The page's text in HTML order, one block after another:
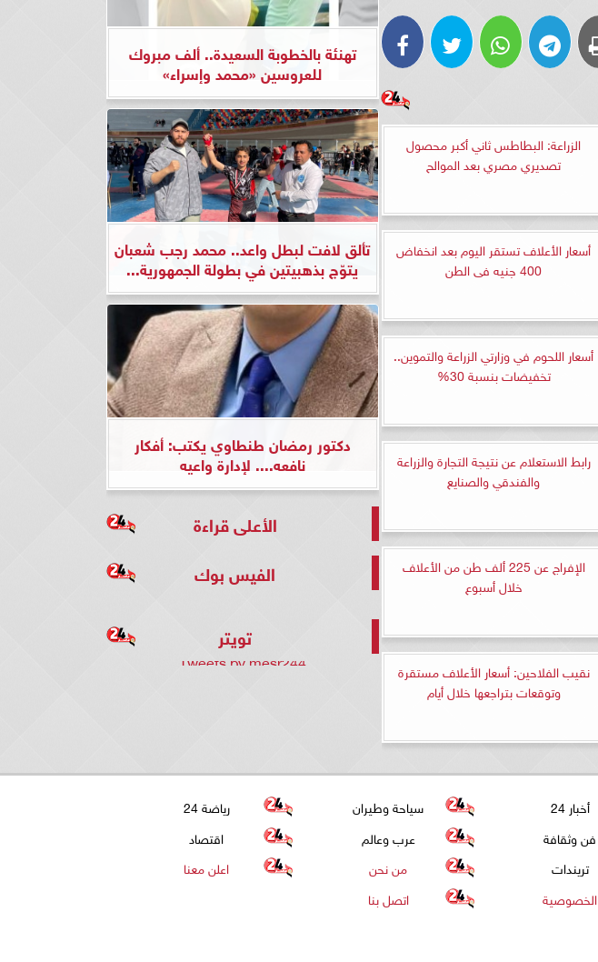
‫الزراعة: البطاطس ثاني أكبر محصول
تصديري مصري بعد الموالح
أسعار الأعلاف تستقر اليوم بعد انخفاض
400 جنيه فى الطن
أسعار اللحوم في وزارتي الزراعة والتموين..
تخفيضات بنسبة 30%
رابط الاستعلام عن نتيجة التجارة والزراعة
والفندقي والصنايع
الإفراج عن 225 ألف طن من الأعلاف
خلال أسبوع
نقيب الفلاحين: أسعار الأعلاف مستقرة
وتوقعات بتراجعها خلال أيام
تهنئة بالخطوبة السعيدة.. ألف مبروك
للعروسين «محمد وإسراء»
تألق لافت لبطل واعد.. محمد رجب شعبان
يتوّج بذهبيتين في بطولة الجمهورية...
دكتور رمضان طنطاوي يكتب: أفكار
نافعه.... لإدارة واعيه
الأعلى قراءة
الفيس بوك
تويتر
Tweets by mesr244
أخبار 24 سياحة وطيران
رياضة 24
فن وثقافة عرب وعالم
اقتصاد
تريندات من نحن
اعلن معنا
الخصوصية
اتصل بنا